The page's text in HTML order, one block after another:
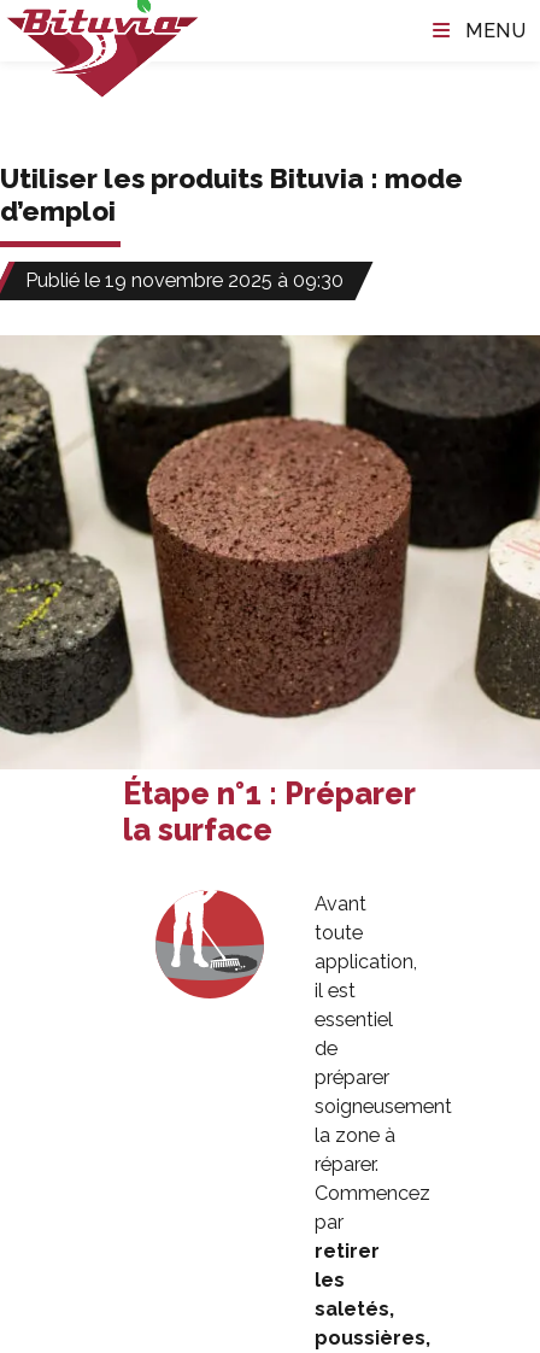
Skip to main content
MENU
Utiliser les produits Bituvia : mode
d’emploi
Publié le 19 novembre 2025 à 09:30
Étape n°1 : Préparer
la surface
Avant
toute
application,
il est
essentiel
de
préparer
soigneusement
la zone à
réparer.
Commencez
par
retirer
les
saletés,
poussières,